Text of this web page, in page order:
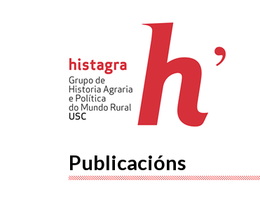
Publicacións